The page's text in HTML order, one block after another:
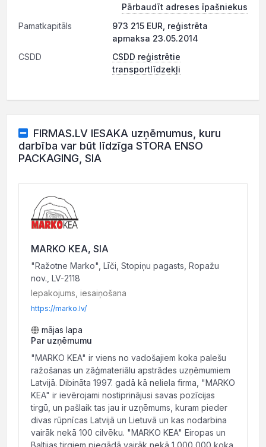
Pārbaudīt adreses īpašniekus
Pamatkapitāls
973 215 EUR, reģistrēta
apmaksa 23.05.2014
CSDD
CSDD reģistrētie
transportlīdzekļi
FIRMAS.LV IESAKA uzņēmumus, kuru
darbība var būt līdzīga STORA ENSO
PACKAGING, SIA
MARKO KEA, SIA
"Ražotne Marko", Līči, Stopiņu pagasts, Ropažu
nov., LV-2118
Iepakojums, iesaiņošana
https://marko.lv/
mājas lapa
Par uzņēmumu
"MARKO KEA" ir viens no vadošajiem koka palešu
ražošanas un zāģmateriālu apstrādes uzņēmumiem
Latvijā. Dibināta 1997. gadā kā neliela firma, "MARKO
KEA" ir ievērojami nostiprinājusi savas pozīcijas
tirgū, un pašlaik tas jau ir uzņēmums, kuram pieder
divas rūpnīcas Latvijā un Lietuvā un kas nodarbina
vairāk nekā 100 cilvēku. "MARKO KEA" Eiropas un